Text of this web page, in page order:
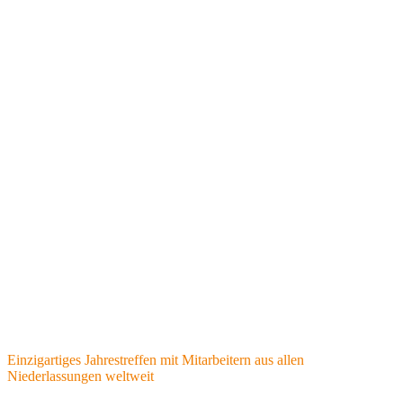
Einzigartiges Jahrestreffen mit Mitarbeitern aus allen
Niederlassungen weltweit